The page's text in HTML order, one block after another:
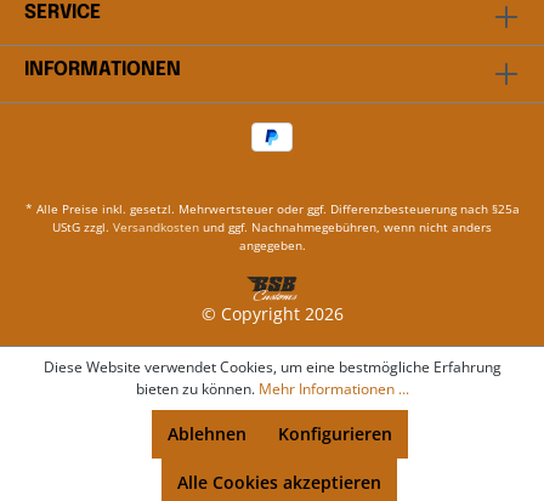
SERVICE
INFORMATIONEN
* Alle Preise inkl. gesetzl. Mehrwertsteuer oder ggf. Differenzbesteuerung nach §25a
UStG zzgl. Versandkosten und ggf. Nachnahmegebühren, wenn nicht anders
angegeben.
© Copyright 2026
Diese Website verwendet Cookies, um eine bestmögliche Erfahrung
bieten zu können. Mehr Informationen ...
Ablehnen Konfigurieren
Alle Cookies akzeptieren